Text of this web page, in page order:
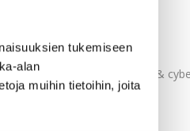
tukemiseen
alan
muihin tietoihin, joita
Black Friday &
2024!